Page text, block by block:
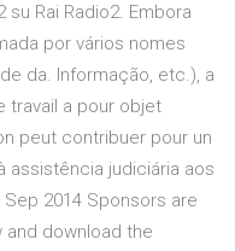
su Rai Radio2. Embora
por vários nomes
da. Informação, etc.), a
travail a pour objet
peut contribuer pour un
assistência judiciária aos
2014 Sponsors are
download the